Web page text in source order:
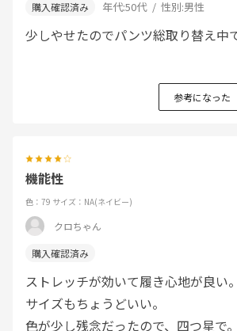
年代:50代 性別:男性
少しやせたのでパンツ総取り替え中
参考になった
機能性
色：79 サイズ：NA(ネイビー)
クロちゃん
ストレッチが効いて履き心地が良い。
サイズもちょうどいい。
色が少し残念だったので、四つ星で。